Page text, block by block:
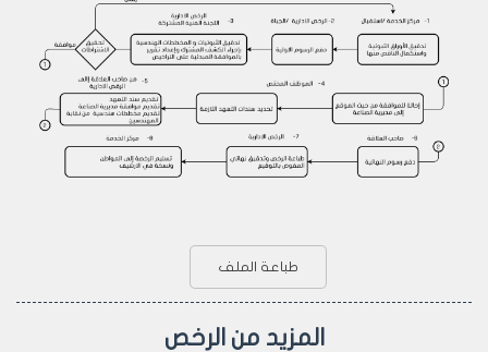
طباعة الملف
المزيد من الرخص